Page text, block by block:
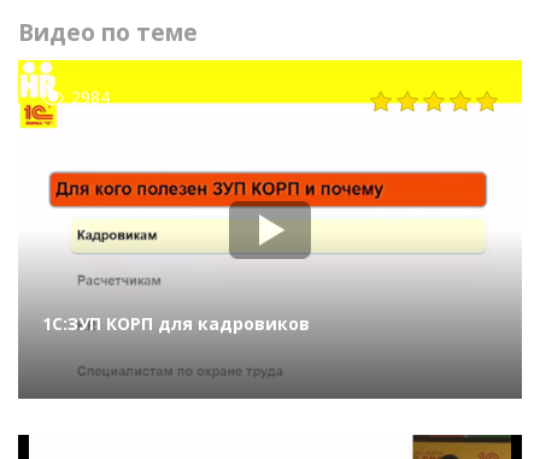
Видео по теме
2984
1С:ЗУП КОРП для кадровиков